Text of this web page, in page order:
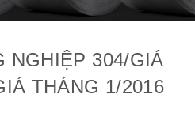
NGHIỆP 304/GIÁ
THÁNG 1/2016